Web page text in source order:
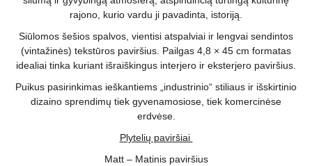
rajono, kurio vardu ji pavadinta, istoriją.
Siūlomos šešios spalvos, vientisi atspalviai ir lengvai sendintos
(vintažinės) tekstūros paviršius. Pailgas 4,8 × 45 cm formatas
idealiai tinka kuriant išraiškingus interjero ir eksterjero paviršius.
Puikus pasirinkimas ieškantiems „industrinio“ stiliaus ir išskirtinio
dizaino sprendimų tiek gyvenamosiose, tiek komercinėse
erdvėse.
Plytelių paviršiai
Matt – Matinis paviršius